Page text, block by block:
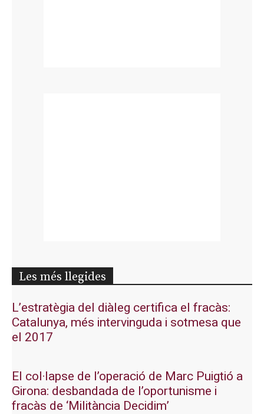
Les més llegides
L’estratègia del diàleg certifica el fracàs:
Catalunya, més intervinguda i sotmesa que
el 2017
El col·lapse de l’operació de Marc Puigtió a
Girona: desbandada de l’oportunisme i
fracàs de ‘Militància Decidim’